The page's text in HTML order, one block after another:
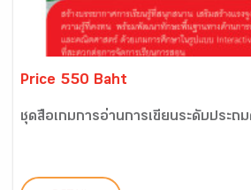
Price 550 Baht
ชุดสื่อเกมการอ่านการเขียนระดับประถ